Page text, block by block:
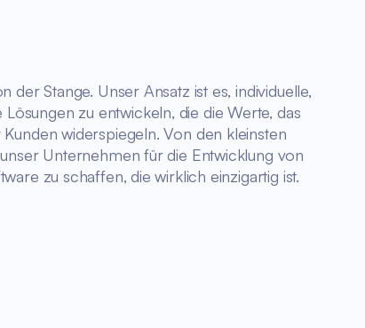
der Stange. Unser Ansatz ist es, individuelle,
zu entwickeln, die die Werte, das
widerspiegeln. Von den kleinsten
Unternehmen für die Entwicklung von
zu schaffen, die wirklich einzigartig ist.